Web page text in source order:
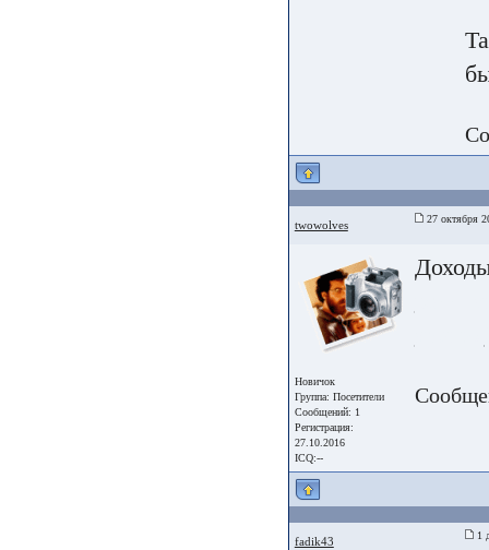
twowolves 27 октября
Новичок
Группа: Посетители
Сообщений: 1
Регистрация:
27.10.2016
ICQ:--
fadik43 1